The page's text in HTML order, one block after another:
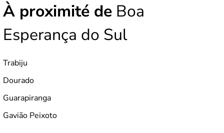
À proximité de Boa
Esperança do Sul
Trabiju
Dourado
Guarapiranga
Gavião Peixoto